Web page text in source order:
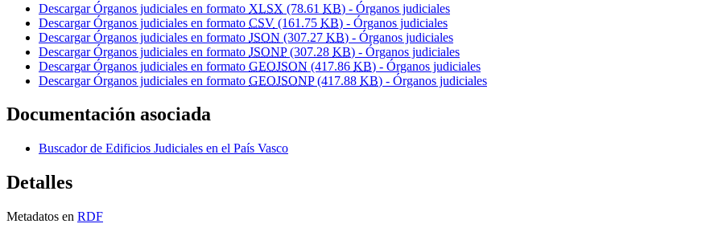
Descargar Órganos judiciales en formato XLSX (78.61 KB) - Órganos judiciales
Descargar Órganos judiciales en formato CSV (161.75 KB) - Órganos judiciales
Descargar Órganos judiciales en formato JSON (307.27 KB) - Órganos judiciales
Descargar Órganos judiciales en formato JSONP (307.28 KB) - Órganos judiciales
Descargar Órganos judiciales en formato GEOJSON (417.86 KB) - Órganos judiciales
Descargar Órganos judiciales en formato GEOJSONP (417.88 KB) - Órganos judiciales
Documentación asociada
Buscador de Edificios Judiciales en el País Vasco
Detalles
Metadatos en RDF